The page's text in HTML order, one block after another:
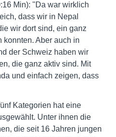
Min): "Da war wirklich
dass wir in Nepal
wir dort sind, ein ganz
konnten. Aber auch in
der Schweiz haben wir
die ganz aktiv sind. Mit
und einfach zeigen, dass
Kategorien hat eine
Unter ihnen die
die seit 16 Jahren jungen